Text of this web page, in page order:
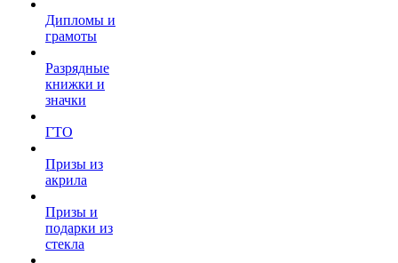
Дипломы и
грамоты
Разрядные
книжки и
значки
ГТО
Призы из
акрила
Призы и
подарки из
стекла